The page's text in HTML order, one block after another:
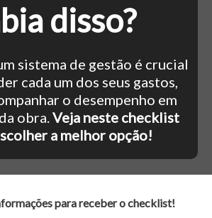
disso?
sistema de gestão é crucial
cada um dos seus gastos,
o desempenho em
obra.Veja neste checklist
a melhor opção!
para receber o checklist!